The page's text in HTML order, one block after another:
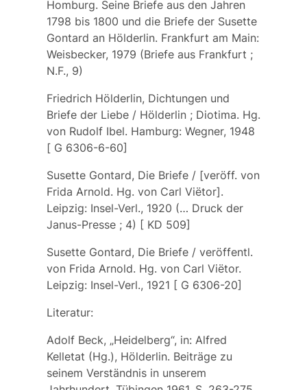
Homburg. Seine Briefe aus den Jahren
1798 bis 1800 und die Briefe der Susette
Gontard an Hölderlin. Frankfurt am Main:
Weisbecker, 1979 (Briefe aus Frankfurt ;
N.F., 9)
Friedrich Hölderlin, Dichtungen und
Briefe der Liebe / Hölderlin ; Diotima. Hg.
von Rudolf Ibel. Hamburg: Wegner, 1948
[ G 6306-6-60]
Susette Gontard, Die Briefe / [veröff. von
Frida Arnold. Hg. von Carl Vie͏̈tor].
Leipzig: Insel-Verl., 1920 (… Druck der
Janus-Presse ; 4) [ KD 509]
Susette Gontard, Die Briefe / veröffentl.
von Frida Arnold. Hg. von Carl Vie͏̈tor.
Leipzig: Insel-Verl., 1921 [ G 6306-20]
Literatur:
Adolf Beck, „Heidelberg“, in: Alfred
Kelletat (Hg.), Hölderlin. Beiträge zu
seinem Verständnis in unserem